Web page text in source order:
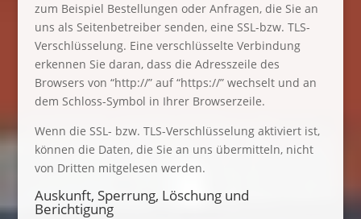
zum Beispiel Bestellungen oder Anfragen, die Sie an
uns als Seitenbetreiber senden, eine SSL-bzw. TLS-
Verschlüsselung. Eine verschlüsselte Verbindung
erkennen Sie daran, dass die Adresszeile des
Browsers von “http://” auf “https://” wechselt und an
dem Schloss-Symbol in Ihrer Browserzeile.
Wenn die SSL- bzw. TLS-Verschlüsselung aktiviert ist,
können die Daten, die Sie an uns übermitteln, nicht
von Dritten mitgelesen werden.
Auskunft, Sperrung, Löschung und
Berichtigung